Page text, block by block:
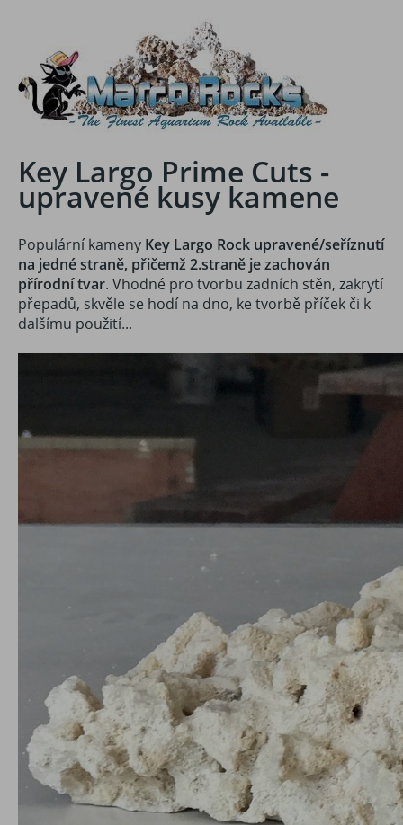
Key Largo Prime Cuts -
upravené kusy kamene
Populární kameny Key Largo Rock upravené/seříznutí
na jedné straně, přičemž 2.straně je zachován
přírodní tvar. Vhodné pro tvorbu zadních stěn, zakrytí
přepadů, skvěle se hodí na dno, ke tvorbě příček či k
dalšímu použití...